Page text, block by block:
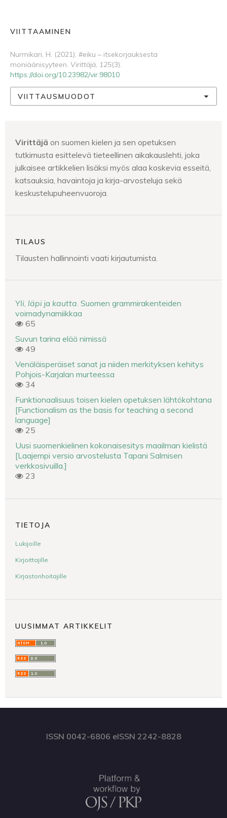
VIITTAAMINEN
Nurmikari, H. (2021). #eiku – itsekorjauksesta
moniäänisyyteen. Virittäjä, 125(3).
https://doi.org/10.23982/vir.98010
VIITTAUSMUODOT
Virittäjä on suomen kielen ja sen opetuksen
tutkimusta esittelevä tieteellinen aikakauslehti, joka
julkaisee artikkelien lisäksi myös alaa koskevia esseitä,
katsauksia, havaintoja ja kirja-arvosteluja sekä
keskustelupuheenvuoroja.
TILAUS
Tilausten hallinnointi vaati kirjautumista.
Yli läpi ja kautta . Suomen grammirakenteiden
voimadynamiikkaa
65
Suvun tarina elää nimissä
49
Venäläisperäiset sanat ja niiden merkityksen kehitys
Pohjois-Karjalan murteessa
34
Funktionaalisuus toisen kielen opetuksen lähtökohtana
[Functionalism as the basis for teaching a second
language]
25
Uusi suomenkielinen kokonaisesitys maailman kielistä
[Laajempi versio arvostelusta Tapani Salmisen
verkkosivuilla.]
23
TIETOJA
Lukijoille
Kirjoittajille
Kirjastonhoitajille
UUSIMMAT ARTIKKELIT
ISSN 0042-6806 eISSN 2242-8828